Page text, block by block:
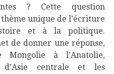
? Cette question
unique de l’écriture
et à la politique.
de donner une réponse,
à l’Anatolie,
centrale et les